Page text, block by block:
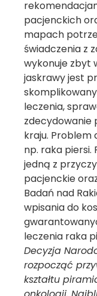
pacjenckich
mapach
świadczenia z
wykonuje zbyt
jaskrawy jest
leczenia,
zdecydowanie
kraju. Problem
np. raka piersi.
jedną z
pacjenckie
Badań nad
wpisania do
leczenia raka
Decyzja
rozpocząć
kształtu